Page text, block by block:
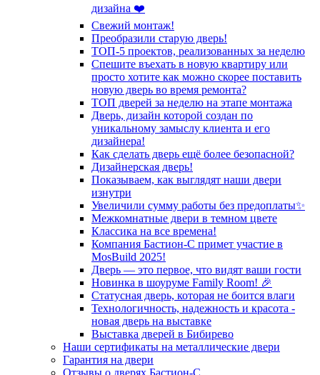
дизайна ❤️
Свежий монтаж!
Преобразили старую дверь!
ТОП-5 проектов, реализованных за неделю
Спешите въехать в новую квартиру или
просто хотите как можно скорее поставить
новую дверь во время ремонта?
ТОП дверей за неделю на этапе монтажа
Дверь, дизайн которой создан по
уникальному замыслу клиента и его
дизайнера!
Как сделать дверь ещё более безопасной?
Дизайнерская дверь!
Показываем, как выглядят наши двери
изнутри
Увеличили сумму работы без предоплаты✨
Межкомнатные двери в темном цвете
Классика на все времена!
Компания Бастион-С примет участие в
MosBuild 2025!
Дверь — это первое, что видят ваши гости
Новинка в шоуруме Family Room! 🎉
Статусная дверь, которая не боится влаги
Технологичность, надежность и красота -
новая дверь на выставке
Выставка дверей в Бибирево
Наши сертификаты на металлические двери
Гарантия на двери
Отзывы о дверях Бастион-С